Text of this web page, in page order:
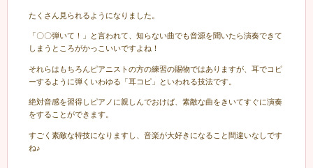
たくさん見られるようになりました。
「〇〇弾いて！」と言われて、知らない曲でも音源を聞いたら演奏できて
しまうところがかっこいいですよね！
それらはもちろんピアニストの方の練習の賜物ではありますが、耳でコピ
ーするように弾くいわゆる「耳コピ」といわれる技法です。
絶対音感を習得しピアノに親しんでおけば、素敵な曲をきいてすぐに演奏
をすることができます。
すごく素敵な特技になりますし、音楽が大好きになること間違いなしです
ね♪